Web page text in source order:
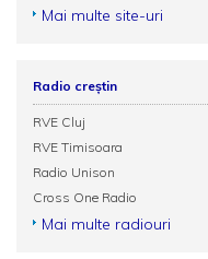
Mai multe site-uri
Radio creștin
RVE Cluj
RVE Timisoara
Radio Unison
Cross One Radio
Mai multe radiouri